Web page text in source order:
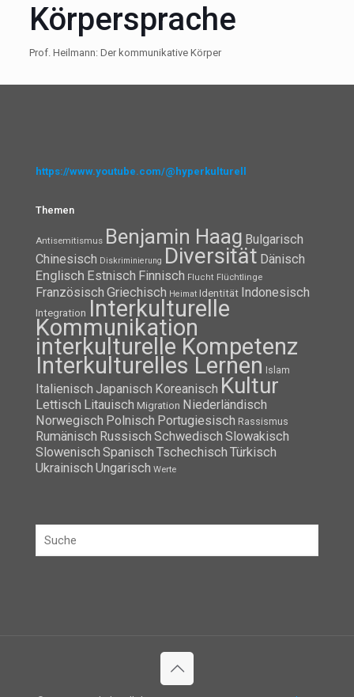
Körpersprache
Prof. Heilmann: Der kommunikative Körper
https://www.youtube.com/@hyperkulturell
Themen
Antisemitismus Benjamin Haag Bulgarisch
Chinesisch Diskriminierung Diversität Dänisch
Englisch Estnisch Finnisch Flucht Flüchtlinge
Französisch Griechisch Heimat Identität Indonesisch
Integration Interkulturelle
Kommunikation
interkulturelle Kompetenz
Interkulturelles Lernen Islam
Italienisch Japanisch Koreanisch Kultur
Lettisch Litauisch Migration Niederländisch
Norwegisch Polnisch Portugiesisch Rassismus
Rumänisch Russisch Schwedisch Slowakisch
Slowenisch Spanisch Tschechisch Türkisch
Ukrainisch Ungarisch Werte